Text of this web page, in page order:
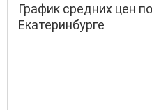
График средних цен
Екатеринбурге